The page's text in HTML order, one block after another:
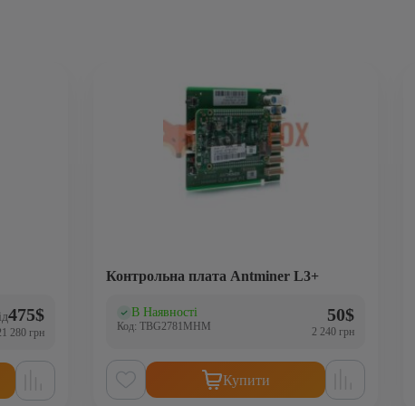
475$
280 грн
Контрольна плата Antminer L3+
В Наявності
(0)
Код: TBG2781MHM
50$
2 240 грн
Купити